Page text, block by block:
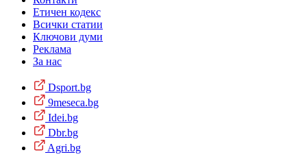
Етичен кодекс
Всички статии
Ключови думи
Реклама
За нас
Dsport.bg
9meseca.bg
Idei.bg
Dbr.bg
Agri.bg